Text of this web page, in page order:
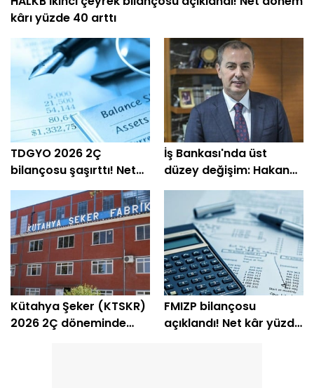
kârı yüzde 40 arttı
TDGYO 2026 2Ç
bilançosu şaşırttı! Net
kâr yüzde 105 bin arttı
İş Bankası'nda üst
düzey değişim: Hakan
Aran görevini
devrediyor
Kütahya Şeker (KTSKR)
2026 2Ç döneminde
FMIZP bilançosu
açıklandı! Net kâr yüzde